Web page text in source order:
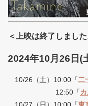
＜上映は終了しまし
2024年10月26日(
10/26（土）10:00「二
12:50「